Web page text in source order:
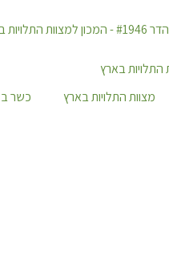
מצוות התלויות בארץ כשר